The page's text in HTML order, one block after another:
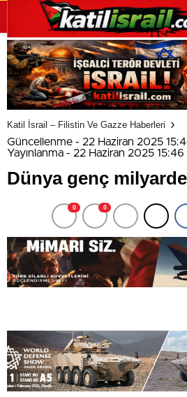
Katil İsrail – Filistin Ve Gazze Haberleri
Güncellenme - 22 Haziran 2025
Yayınlanma - 22 Haziran 2025 15:46
Dünya genç
0 0